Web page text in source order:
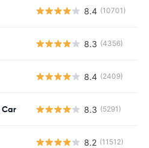
8.4 (10701)
8.3 (4356)
8.4 (2409)
Car 8.3 (5291)
8.2 (11512)